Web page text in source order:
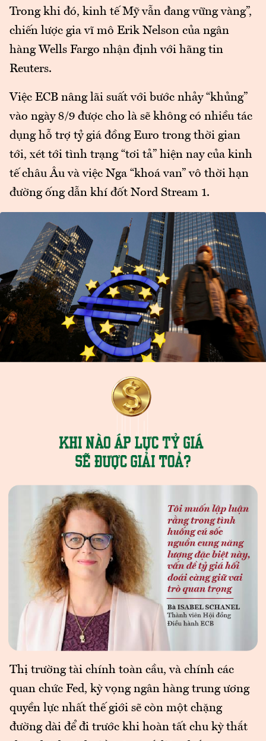
Trong khi đó, kinh tế Mỹ vẫn đang vững vàng”,
chiến lược gia vĩ mô Erik Nelson của ngân
hàng Wells Fargo nhận định với hãng tin
Reuters.
Việc ECB nâng lãi suất với bước nhảy “khủng”
vào ngày 8/9 được cho là sẽ không có nhiều tác
dụng hỗ trợ tỷ giá đồng Euro trong thời gian
tới, xét tới tình trạng “tơi tả” hiện nay của kinh
tế châu Âu và việc Nga “khoá van” vô thời hạn
đường ống dẫn khí đốt Nord Stream 1.
Thị trường tài chính toàn cầu, và chính các
quan chức Fed, kỳ vọng ngân hàng trung ương
quyền lực nhất thế giới sẽ còn một chặng
đường dài để đi trước khi hoàn tất chu kỳ thắt